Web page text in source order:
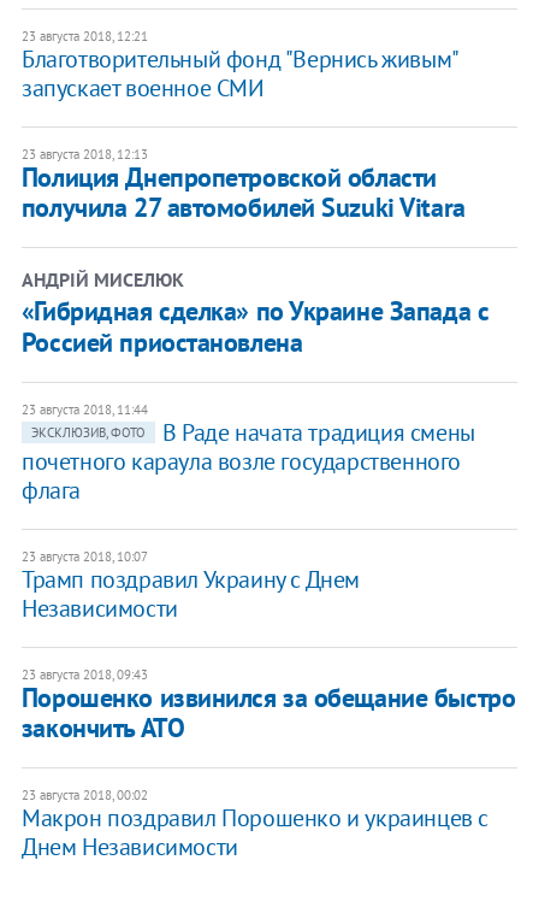
23 августа 2018, 12:21
Благотворительный фонд "Вернись живым"
запускает военное СМИ
23 августа 2018, 12:13
Полиция Днепропетровской области
получила 27 автомобилей Suzuki Vitara
АНДРІЙ МИСЕЛЮК
«Гибридная сделка» по Украине Запада с
Россией приостановлена
23 августа 2018, 11:44
ЭКСКЛЮЗИВ, ФОТО
В Раде начата традиция смены
почетного караула возле государственного
флага
23 августа 2018, 10:07
Трамп поздравил Украину с Днем
Независимости
23 августа 2018, 09:43
Порошенко извинился за обещание быстро
закончить АТО
23 августа 2018, 00:02
Макрон поздравил Порошенко и украинцев с
Днем Независимости